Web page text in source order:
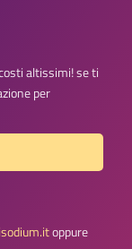
altissimi! se ti
per
oppure